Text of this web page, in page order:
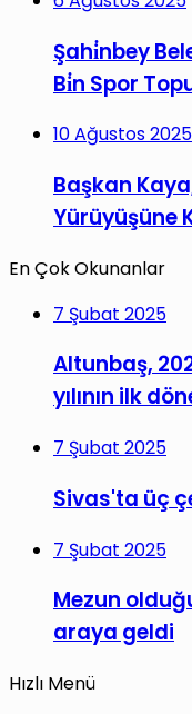
Şahi̇nbey
Bi̇n Spor
10 Ağustos 2025
Başkan
Yürüyüşüne
En Çok Okunanlar
7 Şubat 2025
Altunbaş,
yılının ilk
7 Şubat 2025
Sivas'ta üç
7 Şubat 2025
Mezun
araya geldi
Hızlı Menü